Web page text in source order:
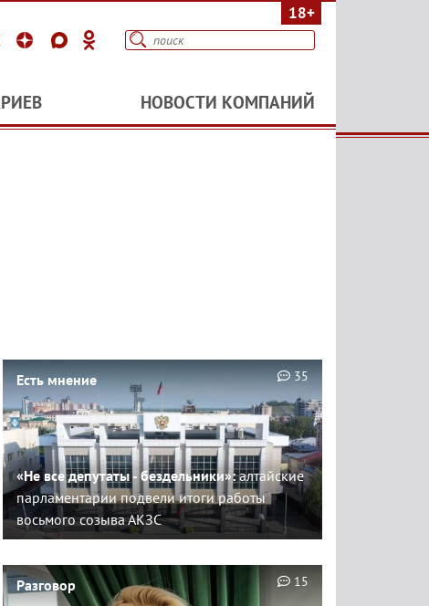
18+
НОВОСТИ КОМПАНИЙ
Есть мнение
«Не все депутаты - бездельники»:алтайские
парламентарии подвели итоги работы
восьмого созыва АКЗС
35
Разговор 15